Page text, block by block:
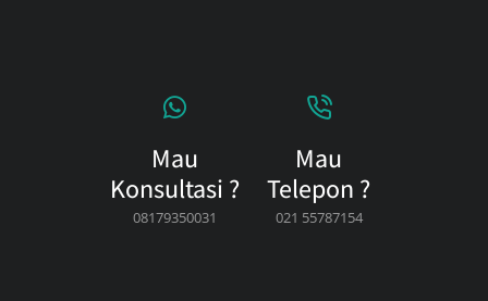
Mau
Konsultasi ?
08179350031
Mau
Telepon ?
021 55787154